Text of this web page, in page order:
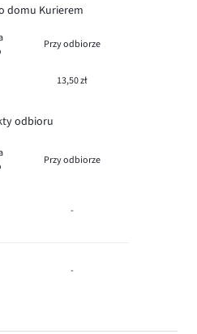
domu Kurierem
Przy odbiorze
13,50 zł
odbioru
Przy odbiorze
-
-